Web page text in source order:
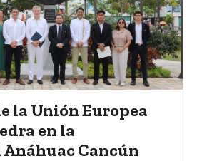
la Unión Europea
en la
Cancún